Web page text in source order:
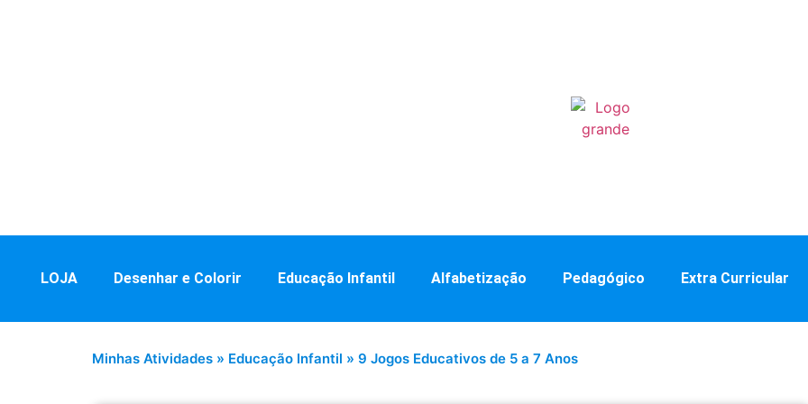
LOJA Desenhar e Colorir Educação Infantil Alfabetização Pedagógico Extra Curricular
Minhas Atividades » Educação Infantil » 9 Jogos Educativos de 5 a 7 Anos